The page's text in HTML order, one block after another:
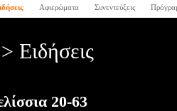
Αφιερώματα Συνεντεύξεις
Ειδήσεις
20-63